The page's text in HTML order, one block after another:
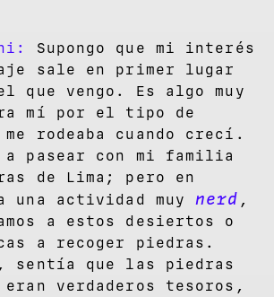
Supongo que mi interés
sale en primer lugar
que vengo. Es algo muy
mí por el tipo de
rodeaba cuando crecí.
pasear con mi familia
de Lima; pero en
una actividad muynerd ,
a estos desiertos o
a recoger piedras.
sentía que las piedras
verdaderos tesoros,